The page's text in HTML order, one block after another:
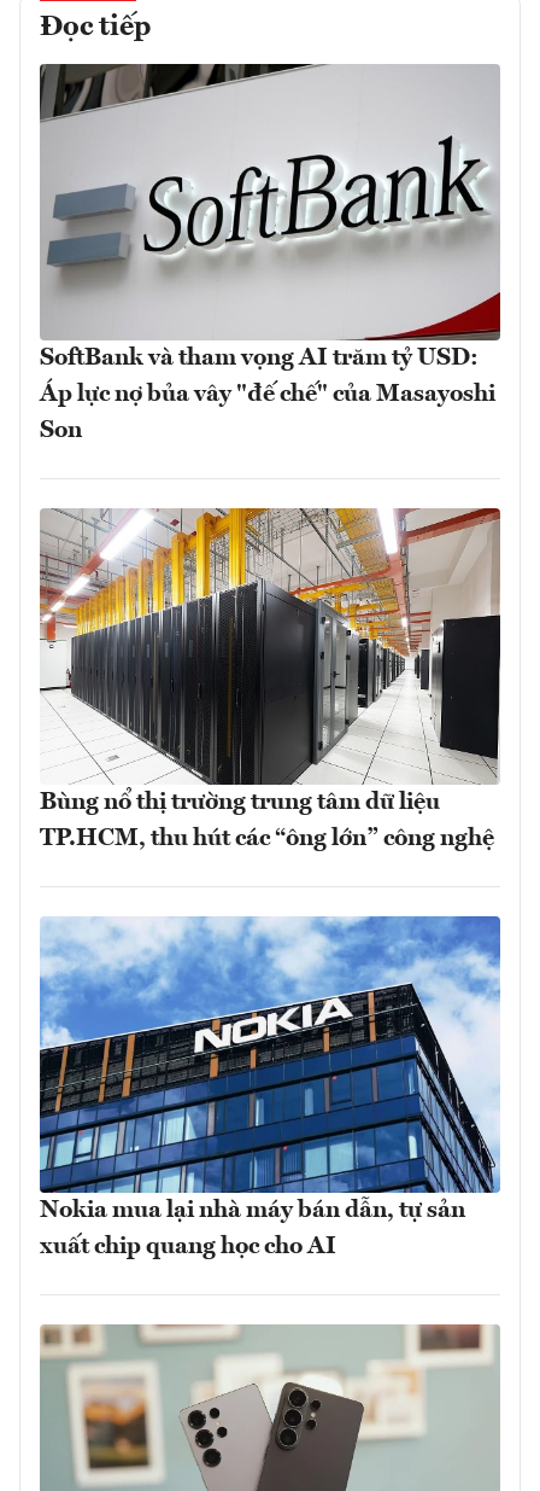
Đọc tiếp
SoftBank và tham vọng AI trăm tỷ USD:
Áp lực nợ bủa vây "đế chế" của Masayoshi
Son
Bùng nổ thị trường trung tâm dữ liệu
TP.HCM, thu hút các “ông lớn” công nghệ
Nokia mua lại nhà máy bán dẫn, tự sản
xuất chip quang học cho AI